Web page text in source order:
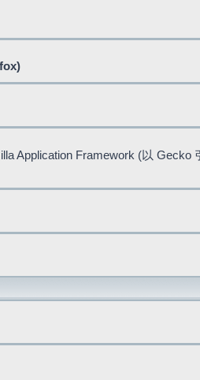
Application Framework (以 Gecko